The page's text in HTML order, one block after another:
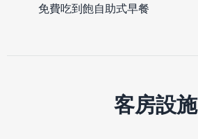
免費吃到飽自助式早餐
客房設施